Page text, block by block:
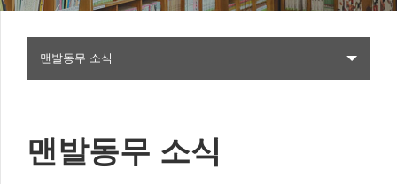
맨발동무 소식
맨발동무 소식